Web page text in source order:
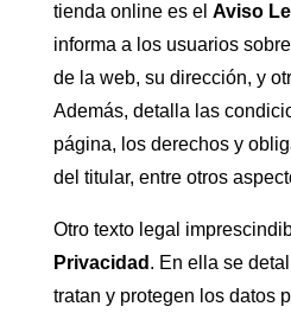
tienda online es el Aviso
informa a los usuarios
de la web, su dirección, y
Además, detalla las
página, los derechos y
del titular, entre otros
Otro texto legal
Privacidad . En ella se
tratan y protegen los datos